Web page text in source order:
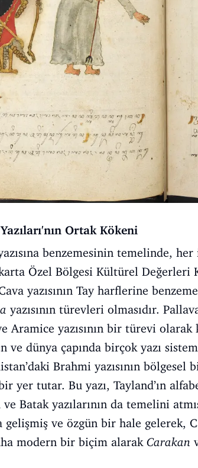
Ortak Kökeni
yazısına benzemesinin temelinde,
Özel Bölgesi Kültürel Değerleri
yazısının Tay harflerine
yazısının türevleri olmasıdır.
Aramice yazısının bir türevi
ve dünya çapında birçok yazı
Brahmi yazısının
yer tutar. Bu yazı, Tayland’ın
ve Batak yazılarının da temelini
gelişmiş ve özgün bir hale gelerek,
modern bir biçim alarak Carakan